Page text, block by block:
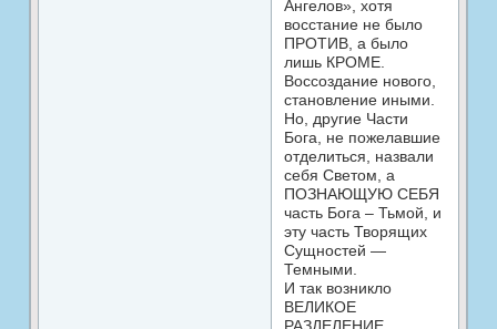
Ангелов», хотя
восстание не было
ПРОТИВ, а было
лишь КРОМЕ.
Воссоздание нового,
становление иными.
Но, другие Части
Бога, не пожелавшие
отделиться, назвали
себя Светом, а
ПОЗНАЮЩУЮ СЕБЯ
часть Бога – Тьмой, и
эту часть Творящих
Сущностей —
Темными.
И так возникло
ВЕЛИКОЕ